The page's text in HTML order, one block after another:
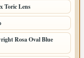
Toric Lens
Rosa Oval Blue